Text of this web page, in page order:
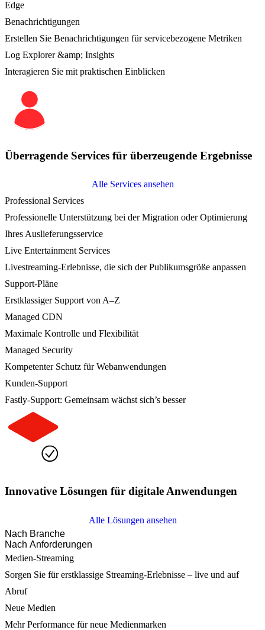
Edge
Benachrichtigungen
Erstellen Sie Benachrichtigungen für servicebezogene Metriken
Log Explorer &amp; Insights
Interagieren Sie mit praktischen Einblicken
Überragende Services für überzeugende Ergebnisse
Alle Services ansehen
Professional Services
Professionelle Unterstützung bei der Migration oder Optimierung
Ihres Auslieferungsservice
Live Entertainment Services
Livestreaming-Erlebnisse, die sich der Publikumsgröße anpassen
Support-Pläne
Erstklassiger Support von A–Z
Managed CDN
Maximale Kontrolle und Flexibilität
Managed Security
Kompetenter Schutz für Webanwendungen
Kunden-Support
Fastly-Support: Gemeinsam wächst sich’s besser
Innovative Lösungen für digitale Anwendungen
Alle Lösungen ansehen
Nach Branche
Nach Anforderungen
Medien-Streaming
Sorgen Sie für erstklassige Streaming-Erlebnisse – live und auf
Abruf
Neue Medien
Mehr Performance für neue Medienmarken